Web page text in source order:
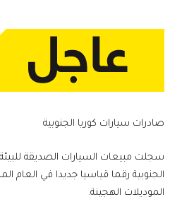
صادرات سيارات كوريا الجنوبية
سجلت مبيعات السيارات الصديقة
الجنوبية رقما قياسيا جديدا في العام
الموديلات الهجينة.